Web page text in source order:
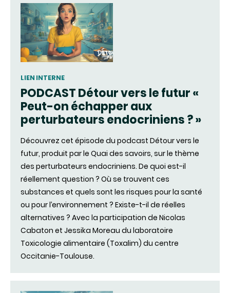
LIEN INTERNE
PODCAST Détour vers le futur «
Peut-on échapper aux
perturbateurs endocriniens ? »
Découvrez cet épisode du podcast Détour vers le
futur, produit par le Quai des savoirs, sur le thème
des perturbateurs endocriniens. De quoi est-il
réellement question ? Où se trouvent ces
substances et quels sont les risques pour la santé
ou pour l’environnement ? Existe-t-il de réelles
alternatives ? Avec la participation de Nicolas
Cabaton et Jessika Moreau du laboratoire
Toxicologie alimentaire (Toxalim) du centre
Occitanie-Toulouse.